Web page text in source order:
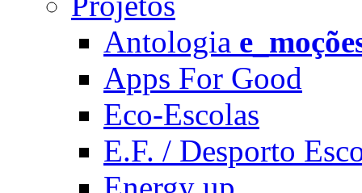
Antologia
Apps For Good
Eco-Escolas
E.F. / Desporto